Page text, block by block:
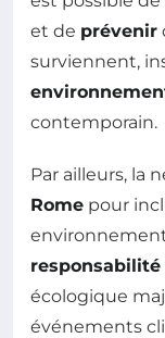
et de prévenir
surviennent,
contemporain.
Par ailleurs, la
Rome pour
écologique
événements